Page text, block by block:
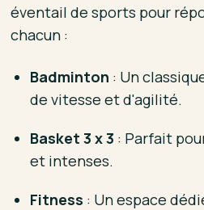
éventail de sports pour
chacun :
Badminton : Un
de vitesse et d'agilité.
Basket 3 x 3 : Parfait
et intenses.
Fitness : Un espace